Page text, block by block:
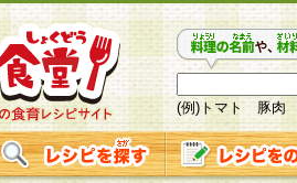
(例)トマト 豚肉